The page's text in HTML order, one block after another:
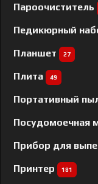
Пароочиститель
Педикюрный
Планшет 27
Плита 49
Портативный
Посудомоечная
Прибор для
Принтер 181